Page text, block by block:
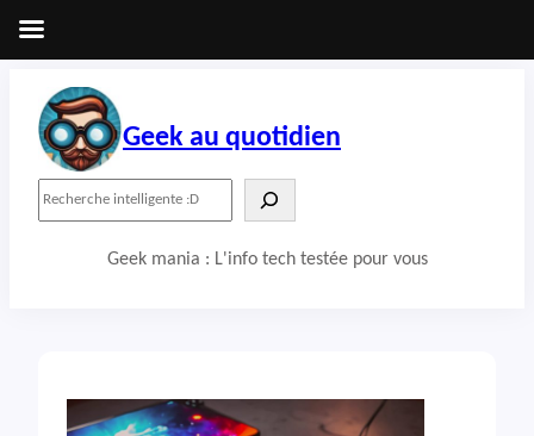
contenu
Geek au quotidien
Geek mania : L'info tech testée pour vous